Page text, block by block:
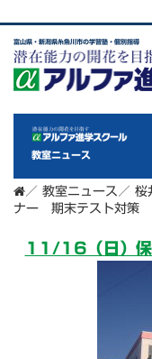
富山県・新潟県糸魚川市の学習塾・個別指導
教室ニュース
／ 教室ニュース ／ 桜
ナー 期末テスト対策
11/16（日）保